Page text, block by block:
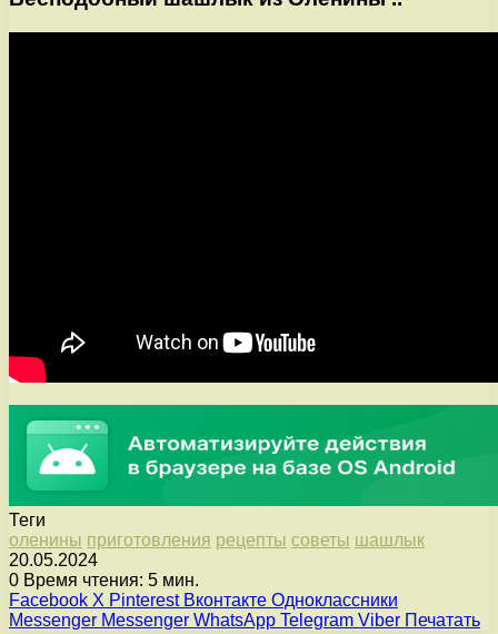
Теги
оленины приготовления рецепты советы шашлык
20.05.2024
0 Время чтения: 5 мин.
Facebook X Pinterest Вконтакте Одноклассники
Messenger Messenger WhatsApp Telegram Viber Печатать